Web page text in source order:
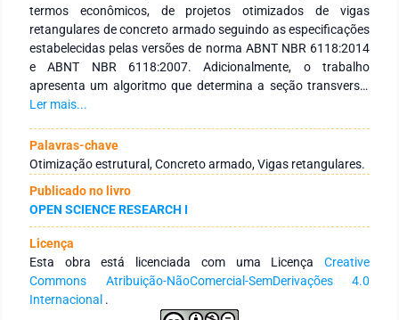
termos econômicos, de projetos otimizados de vigas
retangulares de concreto armado seguindo as especificações
estabelecidas pelas versões de norma ABNT NBR 6118:2014
e ABNT NBR 6118:2007. Adicionalmente, o trabalho
apresenta um algoritmo que determina a seção transversal
otimizada de tais elementos em função do momento
atendendo as restrições estabelecidas pelas duas versões de
norma é apresentada, destacando-se as divergências
relativas ao dimensionamento de vigas de seção retangular.
Para a implementação computacional do algoritmo de
minimização matemática aplicado ao modelo foi utilizado o
software MATLAB e a função fmincon, presente em sua
biblioteca auxiliar de otimização. Nesta função foi utilizado o
Método dos Pontos Interiores como método iterativo para
determinação da solução ótima do problema restrito. De
forma a realizar análises e estabelecer comparativos, são
Ler mais...
Palavras-chave
Otimização estrutural, Concreto armado, Vigas retangulares.
Publicado no livro
OPEN SCIENCE RESEARCH I
Licença
Esta obra está licenciada com uma Licença Creative
Commons Atribuição-NãoComercial-SemDerivações 4.0
Internacional .